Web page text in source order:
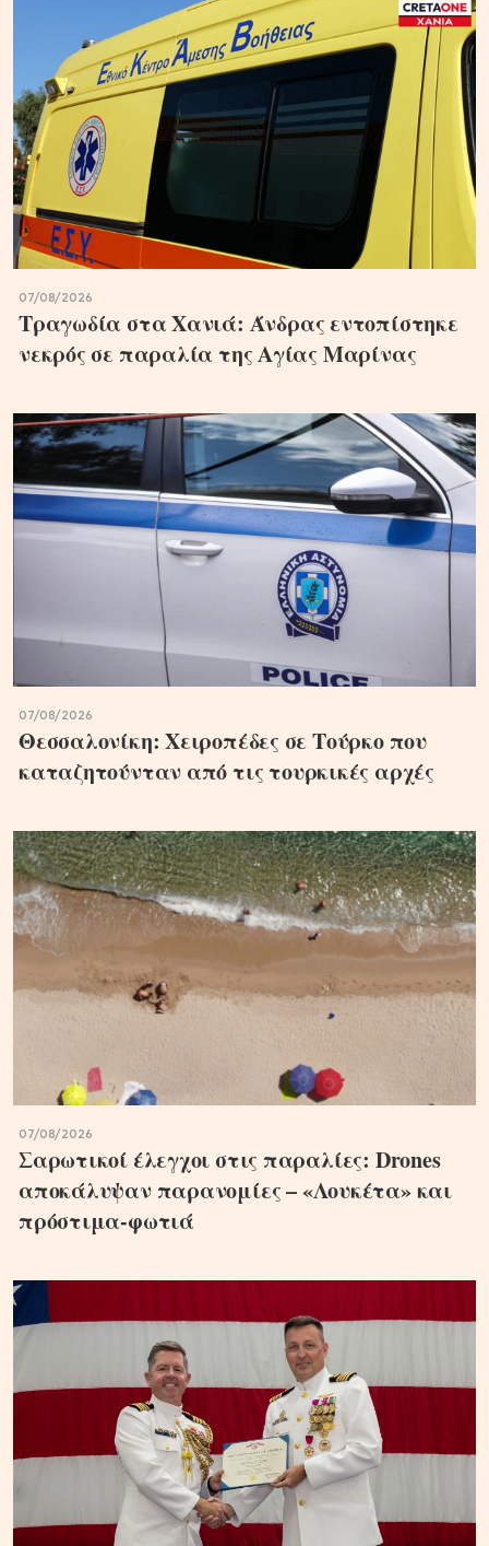
07/08/2026
Τραγωδία στα Χανιά: Άνδρας εντοπίστηκε
νεκρός σε παραλία της Αγίας Μαρίνας
07/08/2026
Θεσσαλονίκη: Χειροπέδες σε Τούρκο που
καταζητούνταν από τις τουρκικές αρχές
07/08/2026
Σαρωτικοί έλεγχοι στις παραλίες: Drones
αποκάλυψαν παρανομίες – «Λουκέτα» και
πρόστιμα-φωτιά